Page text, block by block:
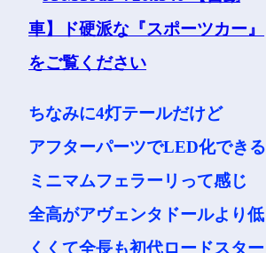
ちなみに4灯テールだけど
アフターパーツでLED化できる
ミニマムフェラーリって感じ
全高がアヴェンタドールより低
くくて全長も初代ロードスター